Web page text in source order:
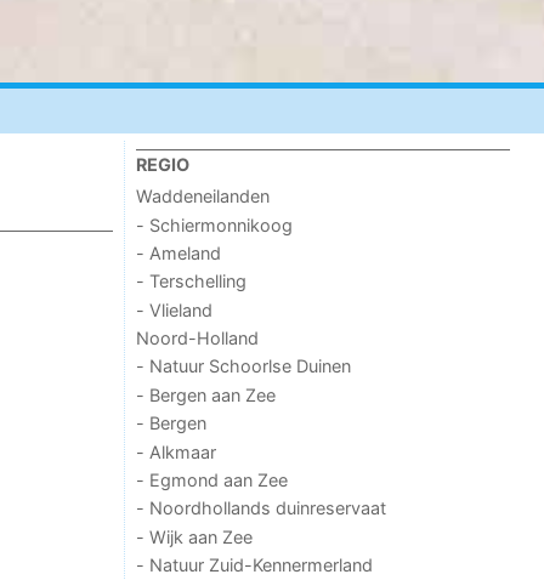
REGIO
Waddeneilanden
- Schiermonnikoog
- Ameland
- Terschelling
- Vlieland
Noord-Holland
- Natuur Schoorlse Duinen
- Bergen aan Zee
- Bergen
- Alkmaar
- Egmond aan Zee
- Noordhollands duinreservaat
- Wijk aan Zee
- Natuur Zuid-Kennermerland